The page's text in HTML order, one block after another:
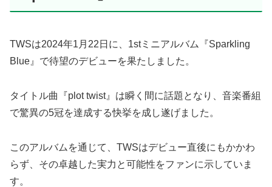
TWSは2024年1月22日に、1stミニアルバム『Sparkling
Blue』で待望のデビューを果たしました。
タイトル曲『plot twist』は瞬く間に話題となり、音楽番組
で驚異の5冠を達成する快挙を成し遂げました。
このアルバムを通じて、TWSはデビュー直後にもかかわ
らず、その卓越した実力と可能性をファンに示していま
す。